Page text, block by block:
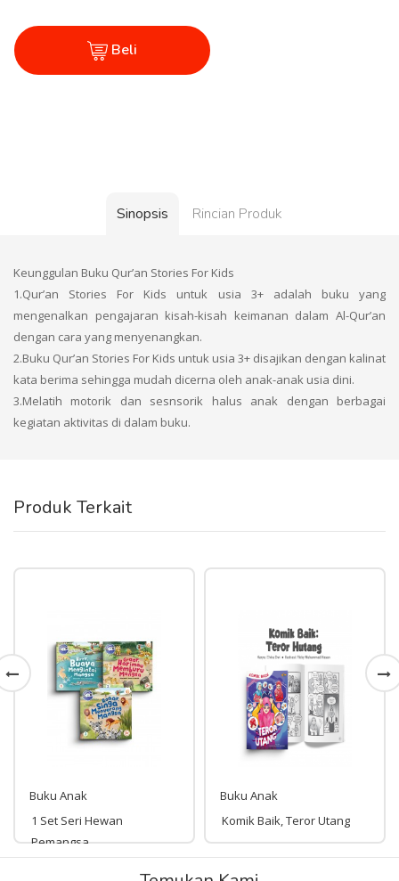
Beli
Sinopsis Rincian Produk
Keunggulan Buku Qur’an Stories For Kids
1.Qur’an Stories For Kids untuk usia 3+ adalah buku yang
mengenalkan pengajaran kisah-kisah keimanan dalam Al-Qur’an
dengan cara yang menyenangkan.
2.Buku Qur’an Stories For Kids untuk usia 3+ disajikan dengan kalinat
kata berima sehingga mudah dicerna oleh anak-anak usia dini.
3.Melatih motorik dan sesnsorik halus anak dengan berbagai
kegiatan aktivitas di dalam buku.
Produk Terkait
Buku Anak
1 Set Seri Hewan
Pemangsa
Buku Anak
Komik Baik, Teror Utang